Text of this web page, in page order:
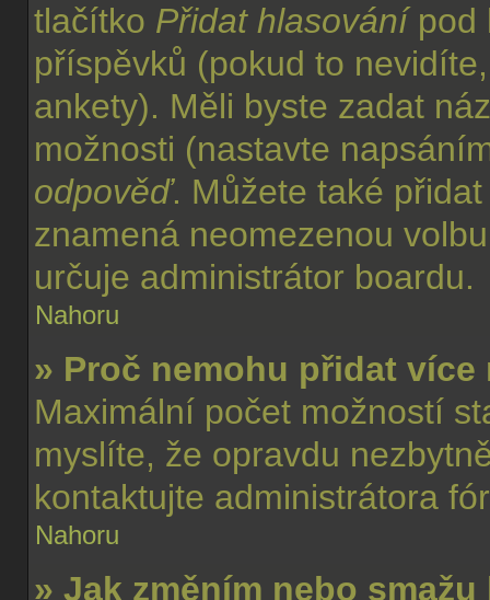
tlačítko Přidat hlasovánípod
příspěvků (pokud to
ankety). Měli byste zadat
možnosti (nastavte
odpověď. Můžete také
znamená neomezenou
určuje administrátor boardu.
Nahoru
» Proč nemohu přidat
Maximální počet možností
myslíte, že opravdu
kontaktujte administrátora
Nahoru
» Jak změním nebo